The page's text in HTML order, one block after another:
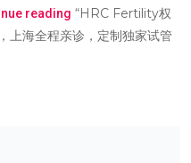
reading “HRC Fertility权
上海全程亲诊，定制独家试管